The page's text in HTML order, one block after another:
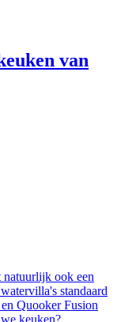
van
ook een
standaard
Quooker Fusion
keuken?